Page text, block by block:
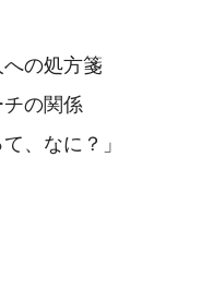
の処方箋
の関係
、なに？」